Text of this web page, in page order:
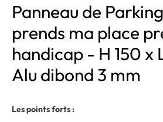
Panneau de
prends ma place
handicap - H 150 x
Alu dibond 3 mm
Les points forts :